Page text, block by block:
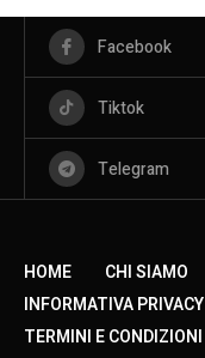
Facebook
Tiktok
Telegram
HOME CHI SIAMO
INFORMATIVA PRIVACY
TERMINI E CONDIZIONI